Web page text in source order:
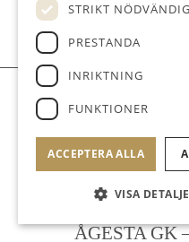
LÄS MER
ÅGESTA GK
STRIKT
PRESTANDA
INRIKTNING
FUNKTIONER
ACCEPTERA ALLA
VISA